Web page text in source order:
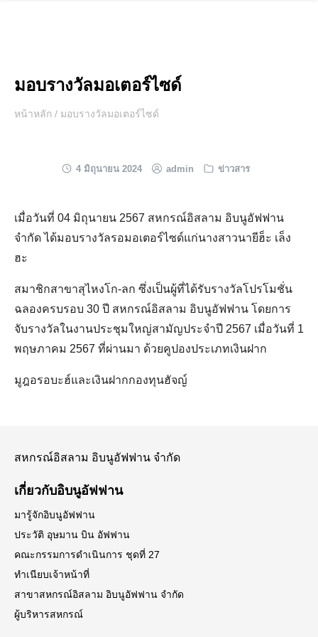
Search
for:
มอบรางวัลมอเตอร์ไซด์
หน้าหลัก / มอบรางวัลมอเตอร์ไซด์
4 มิถุนายน 2024 admin ข่าวสาร
เมื่อวันที่ 04 มิถุนายน 2567 สหกรณ์อิสลาม อิบนูอัฟฟาน
จำกัด ได้มอบรางวัลรอมอเตอร์ไซด์แก่นางสาวนายีฮ็ะ เล็ง
ฮะ
สมาชิกสาขาสุไหงโก-ลก ซึ่งเป็นผู้ที่ได้รับรางวัลโปรโมชั่น
ฉลองครบรอบ 30 ปี สหกรณ์อิสลาม อิบนูอัฟฟาน โดยการ
จับรางวัลในงานประชุมใหญ่สามัญประจำปี 2567 เมื่อวันที่ 1
พฤษภาคม 2567 ที่ผ่านมา ด้วยคูปองประเภทเงินฝาก
มูฎอรอบะฮ์และเงินฝากกองทุนฮัจญ์
สหกรณ์อิสลาม อิบนูอัฟฟาน จำกัด
เกี่ยวกับอิบนูอัฟฟาน
มารู้จักอิบนูอัฟฟาน
ประวัติ อุษมาน บิน อัฟฟาน
คณะกรรมการดำเนินการ ชุดที่ 27
ทำเนียบเจ้าหน้าที่
สาขาสหกรณ์อิสลาม อิบนูอัฟฟาน จำกัด
ผู้บริหารสหกรณ์